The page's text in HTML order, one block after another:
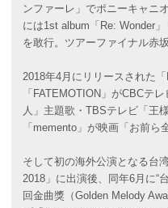
ンファーレ」でポニーキャニ
には1st album「Re: Wonder
を敢行。ツアーファイナル赤
2018年4月にリリースされた
「FATEMOTION」がCBCテ
人」主題歌・TBSテレビ「王
「memento」が映画「お前ら
そして初の海外公演となる台
2018」に出演後、同年6月に“
回金曲獎（Golden Melody